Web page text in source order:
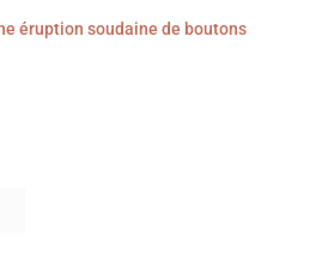
éruption soudaine de boutons